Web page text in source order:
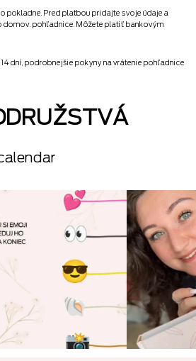
pokladne. Pred platbou pridajte svoje údaje a
domov. pohľadnice. Môžete platiť bankovým
dní, podrobnejšie pokyny na vrátenie pohľadnice